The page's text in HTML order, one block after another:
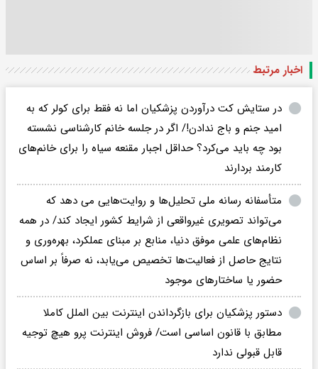
اخبار مرتبط
در ستایش کت درآوردن پزشکیان اما نه فقط برای کولر که به
امید جنم و باج ندادن!/ اگر در جلسه خانم کارشناسی نشسته
بود چه باید می‌کرد؟ حداقل اجبار مقنعه سیاه را برای خانم‌های
کارمند بردارند
متأسفانه رسانه ملی تحلیل‌ها و روایت‌هایی می دهد که
می‌تواند تصویری غیرواقعی از شرایط کشور ایجاد کند/ در همه
نظام‌های علمی موفق دنیا، منابع بر مبنای عملکرد، بهره‌وری و
نتایج حاصل از فعالیت‌ها تخصیص می‌یابد، نه صرفاً بر اساس
حضور یا ساختارهای موجود
دستور پزشکیان برای بازگرداندن اینترنت بین الملل کاملا
مطابق با قانون اساسی است/ فروش اینترنت پرو هیچ توجیه
قابل قبولی ندارد